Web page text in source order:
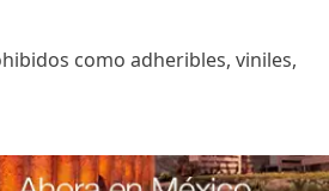
como adheribles, viniles,